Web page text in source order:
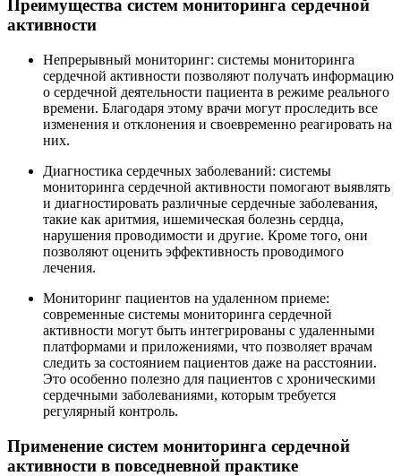
Преимущества систем мониторинга сердечной
активности
Непрерывный мониторинг: системы мониторинга
сердечной активности позволяют получать информацию
о сердечной деятельности пациента в режиме реального
времени. Благодаря этому врачи могут проследить все
изменения и отклонения и своевременно реагировать на
них.
Диагностика сердечных заболеваний: системы
мониторинга сердечной активности помогают выявлять
и диагностировать различные сердечные заболевания,
такие как аритмия, ишемическая болезнь сердца,
нарушения проводимости и другие. Кроме того, они
позволяют оценить эффективность проводимого
лечения.
Мониторинг пациентов на удаленном приеме:
современные системы мониторинга сердечной
активности могут быть интегрированы с удаленными
платформами и приложениями, что позволяет врачам
следить за состоянием пациентов даже на расстоянии.
Это особенно полезно для пациентов с хроническими
сердечными заболеваниями, которым требуется
регулярный контроль.
Применение систем мониторинга сердечной
активности в повседневной практике